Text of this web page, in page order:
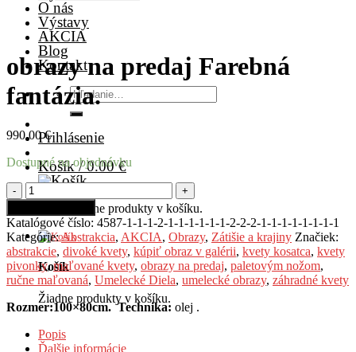
O nás
Výstavy
AKCIA
Blog
Kontakt
Hľadať:
Prihlásenie
Košík /0.00€
Žiadne produkty v košíku.
Košík
Žiadne produkty v košíku.
obrazy na predaj Farebná
fantázia.
990.00€
Dostupné na objednávku
množstvo
obrazy
na
predaj
Farebná
fantázia.
Katalógové číslo: 4587-1-1-1-2-1-1-1-1-1-1-2-2-2-1-1-1-1-1-1-1-1
Kategórie:Abstrakcia, AKCIA, Obrazy, Zátišie a krajiny Značiek:
abstrakcie, divoké kvety, kúpiť obraz v galérii, kvety kosatca, kvety
pivonky,maľované kvety, obrazy na predaj, paletovým nožom,
ručne maľovaná, Umelecké Diela, umelecké obrazy, záhradné kvety
Rozmer:100×80cm. Technika: olej .
Popis
Ďalšie informácie